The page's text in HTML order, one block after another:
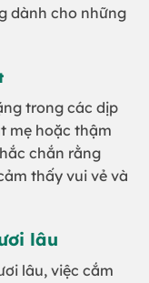
dành cho những
trong các dịp
mẹ hoặc thậm
chắn rằng
thấy vui vẻ và
lâu
lâu, việc cắm